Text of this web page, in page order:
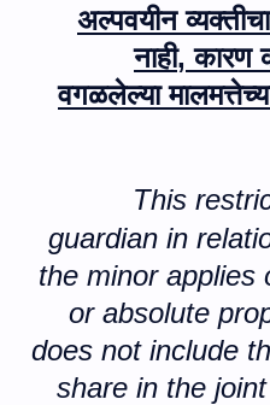
अल्पवयीन
नाही,कारण
वगळलेल्या
This
guardian in
the minor applies
or absolute
does not include
share in the